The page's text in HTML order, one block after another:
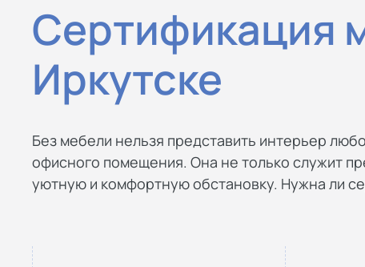
Сертификация
Иркутске
Без мебели нельзя представить интерьер
офисного помещения. Она не только служит
уютную и комфортную обстановку. Нужна ли